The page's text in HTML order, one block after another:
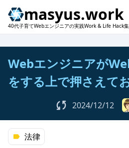
masyus.work
40代子育てWebエンジニアの実践Work & Life Hack集
Webエンジニアが
をする上で押さえて
2024/12/12
法律